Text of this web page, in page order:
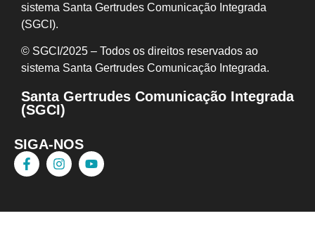
sistema Santa Gertrudes Comunicação Integrada
(SGCI).
© SGCI/2025 – Todos os direitos reservados ao
sistema Santa Gertrudes Comunicação I ntegrada.
Santa Gertrudes Comunicação Integrada
(SGCI)
SIGA-NOS